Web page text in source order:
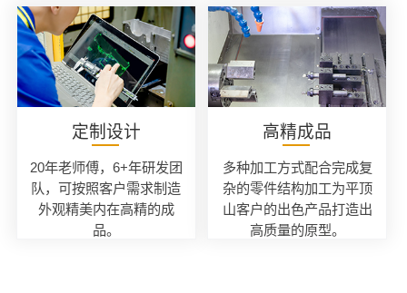
定制设计
20年老师傅，6+年研发团
队，可按照客户需求制造
外观精美内在高精的成
品。
高精成品
多种加工方式配合完成复
杂的零件结构加工为平顶
山客户的出色产品打造出
高质量的原型。